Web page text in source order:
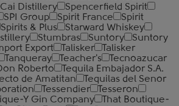
Distillery
Spencerfield Spirit
SPI Group Spirit France
Spirit
Spirits & Plus
Starward Whiskey
Stumbras Suntory
Suntory
Export Talisker
Talisker
Tanqueray Teacher's
Tecnoazucar
Roberto
Tequila Embajador S.A.
de Amatitan
Tequilas del Senor
Tessendier
Tesseron
Y Gin Company
That Boutique-